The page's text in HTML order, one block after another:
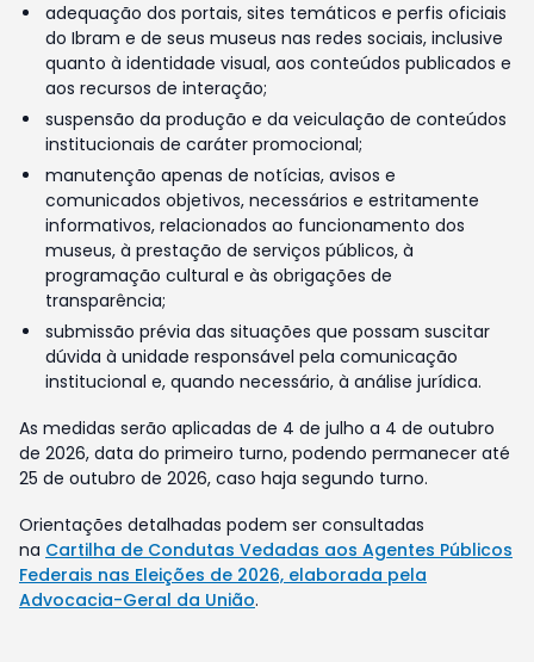
adequação dos portais, sites temáticos e perfis oficiais
do Ibram e de seus museus nas redes sociais, inclusive
quanto à identidade visual, aos conteúdos publicados e
aos recursos de interação;
suspensão da produção e da veiculação de conteúdos
institucionais de caráter promocional;
manutenção apenas de notícias, avisos e
comunicados objetivos, necessários e estritamente
informativos, relacionados ao funcionamento dos
museus, à prestação de serviços públicos, à
programação cultural e às obrigações de
transparência;
submissão prévia das situações que possam suscitar
dúvida à unidade responsável pela comunicação
institucional e, quando necessário, à análise jurídica.
As medidas serão aplicadas de 4 de julho a 4 de outubro
de 2026, data do primeiro turno, podendo permanecer até
25 de outubro de 2026, caso haja segundo turno.
Orientações detalhadas podem ser consultadas
na Cartilha de Condutas Vedadas aos Agentes Públicos
Federais nas Eleições de 2026, elaborada pela
Advocacia-Geral da União.